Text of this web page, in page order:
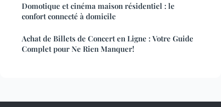
Domotique et cinéma maison résidentiel : le
confort connecté à domicile
Achat de Billets de Concert en Ligne : Votre Guide
Complet pour Ne Rien Manquer!